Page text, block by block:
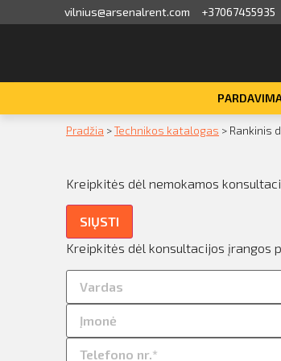
vilnius@arsenalrent.com +37067455935
faktūros, važtaraščiai
sąrašas
Pradžia >Technikos katalogas > Rankinis
Kreipkitės dėl nemokamos
SIŲSTI
Kreipkitės dėl konsultacijos įrangos